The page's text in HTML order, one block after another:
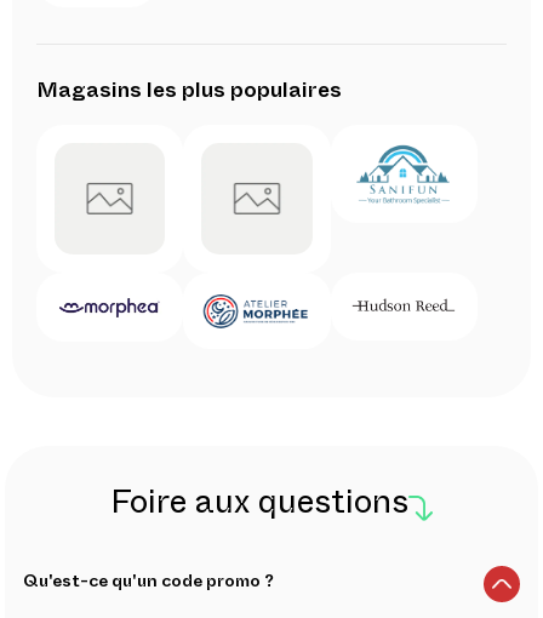
Magasins les plus populaires
Foire aux questions
Qu'est-ce qu'un code promo ?